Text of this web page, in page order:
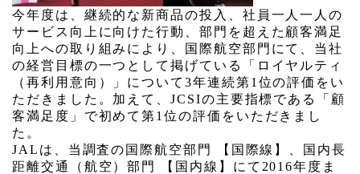
今年度は、継続的な新商品の投入、社員一人一人の
サービス向上に向けた行動、部門を超えた顧客満足
向上への取り組みにより、国際航空部門にて、当社
の経営目標の一つとして掲げている「ロイヤルティ
（再利用意向）」について3年連続第1 位の評価をい
ただきました。加えて、JCSIの主要指標である「顧
客満足度」で初めて第1位の評価をいただきまし
た。
JAL は、当調査の国際航空部門 【国際線】、国内長
距離交通（航空）部門 【国内線】にて 2016年度ま